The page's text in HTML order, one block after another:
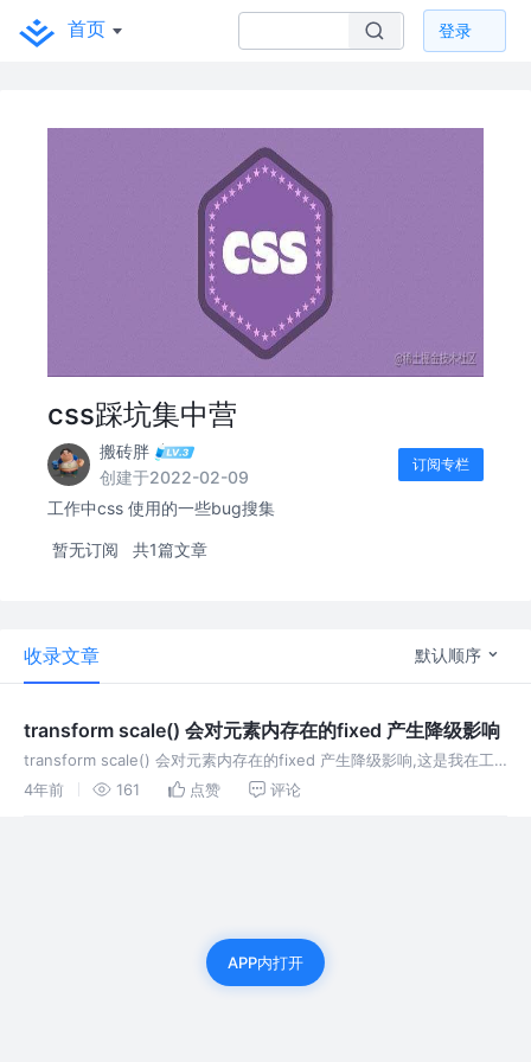
首页 登录
css踩坑集中营
搬砖胖
创建于2022-02-09
订阅专栏
工作中css 使用的一些bug搜集
暂无订阅 共1篇文章
收录文章 默认顺序
transform scale() 会对元素内存在的fixed 产生降级影响
transform scale() 会对元素内存在的fixed 产生降级影响,这是我在工
作中遇到的问题，查询资料后解决
4年前 161 点赞 评论
APP内打开